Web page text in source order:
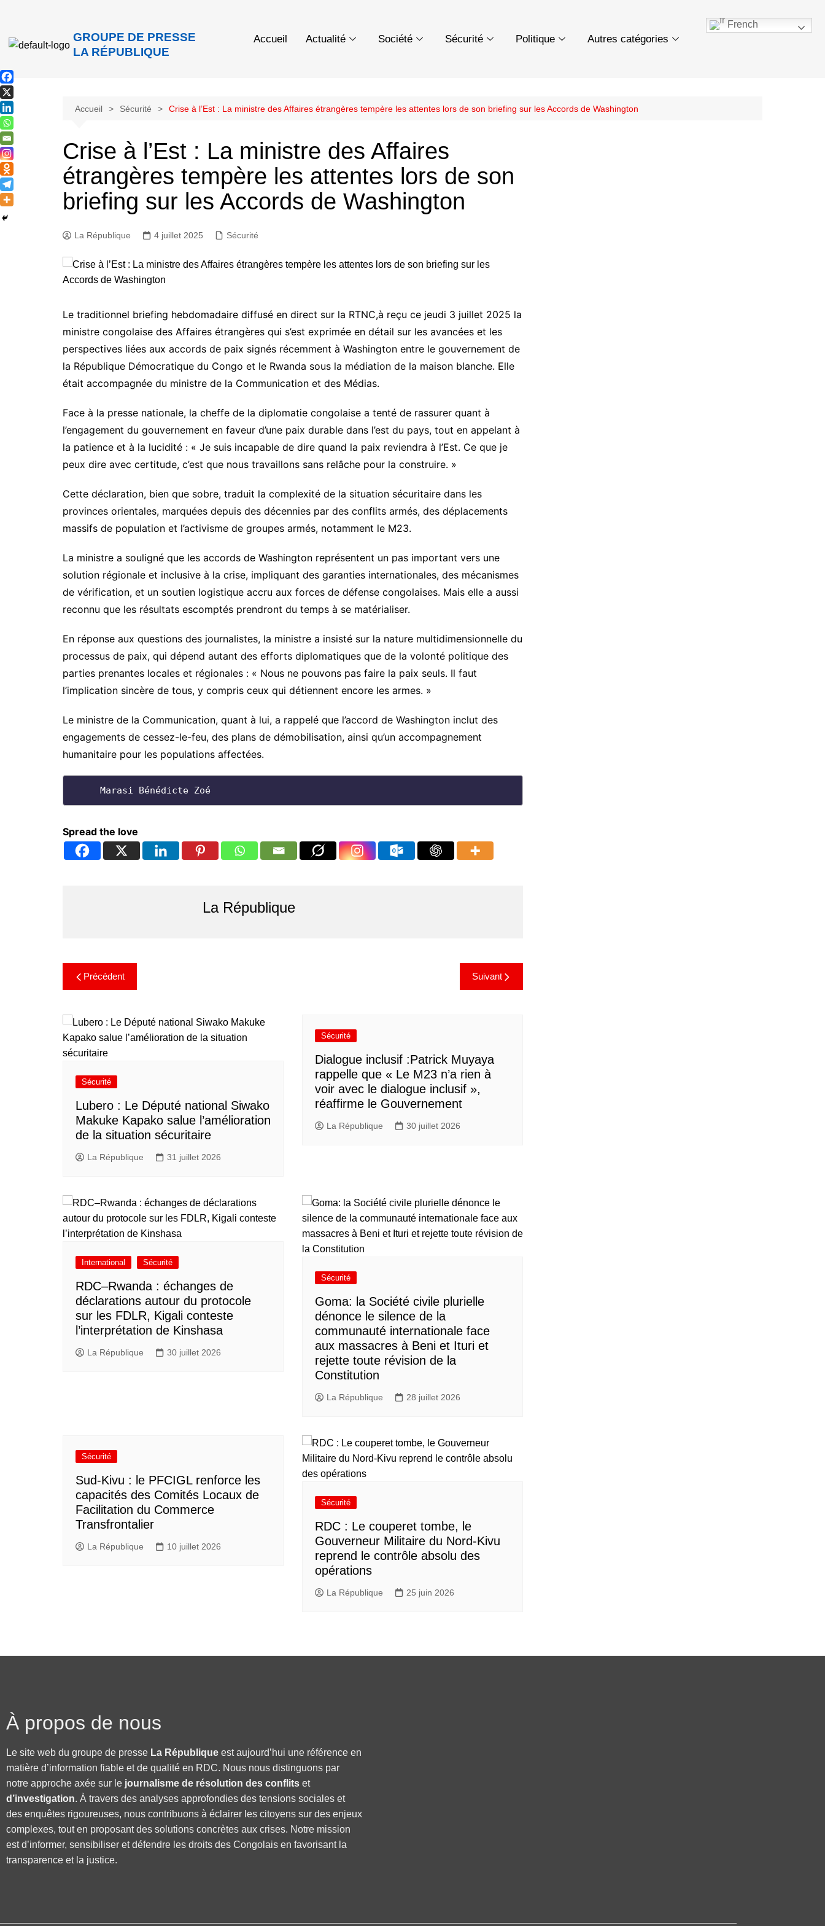
GROUPE DE PRESSE
LA RÉPUBLIQUE
Accueil Actualité Société Sécurité Politique Autres catégories
French
Accueil Sécurité Crise à l’Est : La ministre des Affaires étrangères tempère les attentes lors de son briefing sur les Accords de Washington
Crise à l’Est : La ministre des Affaires
étrangères tempère les attentes lors de son
briefing sur les Accords de Washington
La République 4 juillet 2025 Sécurité
Le traditionnel briefing hebdomadaire diffusé en direct sur la RTNC,à reçu ce jeudi 3 juillet 2025 la
ministre congolaise des Affaires étrangères qui s’est exprimée en détail sur les avancées et les
perspectives liées aux accords de paix signés récemment à Washington entre le gouvernement de
la République Démocratique du Congo et le Rwanda sous la médiation de la maison blanche. Elle
était accompagnée du ministre de la Communication et des Médias.
Face à la presse nationale, la cheffe de la diplomatie congolaise a tenté de rassurer quant à
l’engagement du gouvernement en faveur d’une paix durable dans l’est du pays, tout en appelant à
la patience et à la lucidité : « Je suis incapable de dire quand la paix reviendra à l’Est. Ce que je
peux dire avec certitude, c’est que nous travaillons sans relâche pour la construire. »
Cette déclaration, bien que sobre, traduit la complexité de la situation sécuritaire dans les
provinces orientales, marquées depuis des décennies par des conflits armés, des déplacements
massifs de population et l’activisme de groupes armés, notamment le M23.
La ministre a souligné que les accords de Washington représentent un pas important vers une
solution régionale et inclusive à la crise, impliquant des garanties internationales, des mécanismes
de vérification, et un soutien logistique accru aux forces de défense congolaises. Mais elle a aussi
reconnu que les résultats escomptés prendront du temps à se matérialiser.
En réponse aux questions des journalistes, la ministre a insisté sur la nature multidimensionnelle du
processus de paix, qui dépend autant des efforts diplomatiques que de la volonté politique des
parties prenantes locales et régionales : « Nous ne pouvons pas faire la paix seuls. Il faut
l’implication sincère de tous, y compris ceux qui détiennent encore les armes. »
Le ministre de la Communication, quant à lui, a rappelé que l’accord de Washington inclut des
engagements de cessez-le-feu, des plans de démobilisation, ainsi qu’un accompagnement
humanitaire pour les populations affectées.
     Marasi Bénédicte Zoé
Spread the love
La République
Précédent Suivant
Sécurité
Lubero : Le Député national Siwako
Makuke Kapako salue l’amélioration
de la situation sécuritaire
La République 31 juillet 2026
Sécurité
Dialogue inclusif :Patrick Muyaya
rappelle que « Le M23 n’a rien à
voir avec le dialogue inclusif »,
réaffirme le Gouvernement
La République 30 juillet 2026
International Sécurité
RDC–Rwanda : échanges de
déclarations autour du protocole
sur les FDLR, Kigali conteste
l’interprétation de Kinshasa
La République 30 juillet 2026
Sécurité
Goma: la Société civile plurielle
dénonce le silence de la
communauté internationale face
aux massacres à Beni et Ituri et
rejette toute révision de la
Constitution
La République 28 juillet 2026
Sécurité
Sud-Kivu : le PFCIGL renforce les
capacités des Comités Locaux de
Facilitation du Commerce
Transfrontalier
La République 10 juillet 2026
Sécurité
RDC : Le couperet tombe, le
Gouverneur Militaire du Nord-Kivu
reprend le contrôle absolu des
opérations
La République 25 juin 2026
À propos de nous
Le site web du groupe de presse La République est aujourd’hui une référence en
matière d’information fiable et de qualité en RDC. Nous nous distinguons par
notre approche axée sur le journalisme de résolution des conflits et
d’investigation. À travers des analyses approfondies des tensions sociales et
des enquêtes rigoureuses, nous contribuons à éclairer les citoyens sur des enjeux
complexes, tout en proposant des solutions concrètes aux crises. Notre mission
est d’informer, sensibiliser et défendre les droits des Congolais en favorisant la
transparence et la justice.